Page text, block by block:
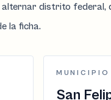
alternar distrito federal,
la ficha.
MUNICIPIO
San